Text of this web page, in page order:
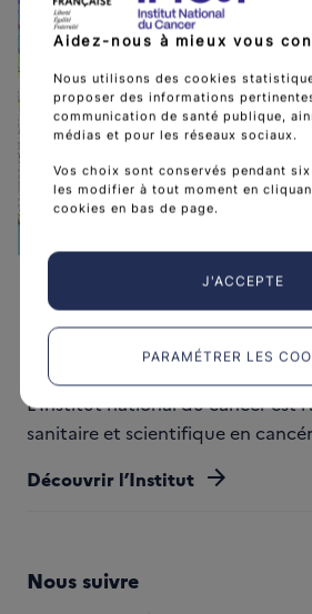
−
L'Institut national du cancer est
sanitaire et scientifique en
Découvrir l’Institut arrow_forward
Nous suivre
Aidez-nous à mieux vous
Nous utilisons des cookies
proposer des informations
communication de santé publique,
médias et pour les réseaux sociaux.
Vos choix sont conservés pendant
les modifier à tout moment en
cookies en bas de page.
J'ACCEPTE
PARAMÉTRER LES